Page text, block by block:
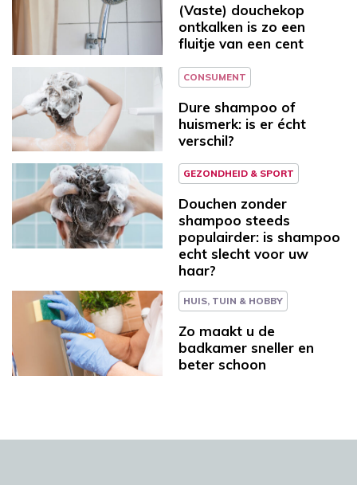
(Vaste) douchekop
ontkalken is zo een
fluitje van een cent
CONSUMENT
Dure shampoo of
huismerk: is er écht
verschil?
GEZONDHEID & SPORT
Douchen zonder
shampoo steeds
populairder: is shampoo
echt slecht voor uw
haar?
HUIS, TUIN & HOBBY
Zo maakt u de
badkamer sneller en
beter schoon